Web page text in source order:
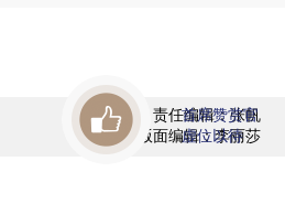
责任编辑：张帆
版面编辑：李丽莎
首席赞赏官
虚位以待